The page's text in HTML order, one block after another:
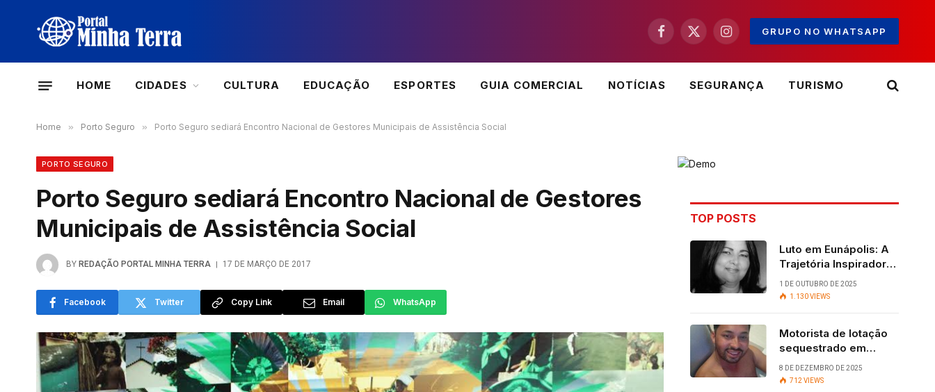
Facebook
X
Instagram
GRUPO NO WHATSAPP
HOME CIDADES CULTURA EDUCAÇÃO ESPORTES GUIA COMERCIAL NOTÍCIAS SEGURANÇA TURISMO
Home » Porto Seguro » Porto Seguro sediará Encontro Nacional de Gestores Municipais de Assistência Social
PORTO SEGURO
Porto Seguro sediará Encontro Nacional de Gestores
Municipais de Assistência Social
BY REDAÇÃO PORTAL MINHA TERRA 17 DE MARÇO DE 2017
Facebook Twitter Copy Link Email WhatsApp
TOP POSTS
Luto em Eunápolis: A
Trajetória Inspiradora
da ex-vereadora Ruth
Contadora
1 DE OUTUBRO DE 2025
1.130VIEWS
Motorista de lotação
sequestrado em
Eunápolis é
encontrado com vida
8 DE DEZEMBRO DE 2025
712 VIEWS